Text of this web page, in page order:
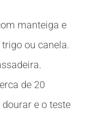
manteiga e
ou canela.
de 20
e o teste